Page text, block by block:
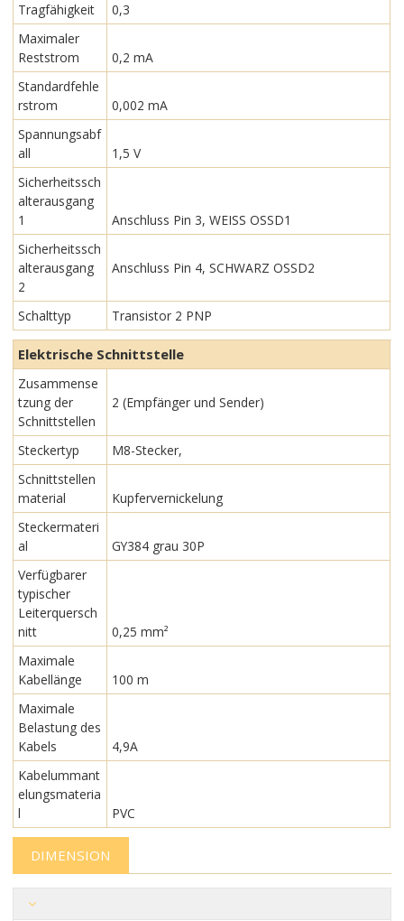
Tragfähigkeit
0,3
Maximaler
Reststrom
0,2 mA
Standardfehle
rstrom
0,002 mA
Spannungsabf
all
1,5 V
Sicherheitssch
alterausgang
1
Anschluss Pin 3, WEISS OSSD1
Sicherheitssch
alterausgang
2
Anschluss Pin 4, SCHWARZ OSSD2
Schalttyp Transistor 2 PNP
Elektrische Schnittstelle
Zusammense
tzung der
Schnittstellen
2 (Empfänger und Sender)
Steckertyp
M8-Stecker,
Schnittstellen
material
Kupfervernickelung
Steckermateri
al
GY384 grau 30P
Verfügbarer
typischer
Leiterquersch
nitt
0,25 mm²
Maximale
Kabellänge
100 m
Maximale
Belastung des
Kabels
4,9A
Kabelummant
elungsmateria
l
PVC
DIMENSION